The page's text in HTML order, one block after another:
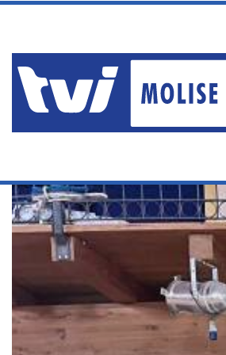
sabato, Agosto 8 2026